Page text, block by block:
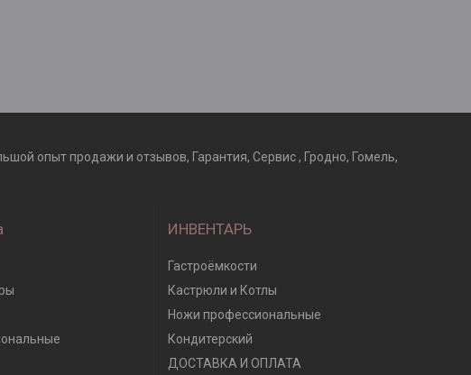
опыт продажи и отзывов, Гарантия, Сервис , Гродно, Гомель,
ИНВЕНТАРЬ
Гастроёмкости
Кастрюли и Котлы
Ножи профессиональные
Кондитерский
ДОСТАВКА И ОПЛАТА